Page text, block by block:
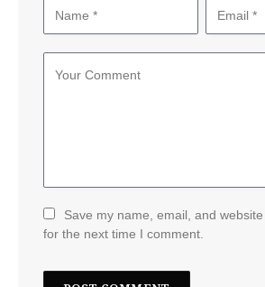
Save my name, email, and
for the next time I comment.